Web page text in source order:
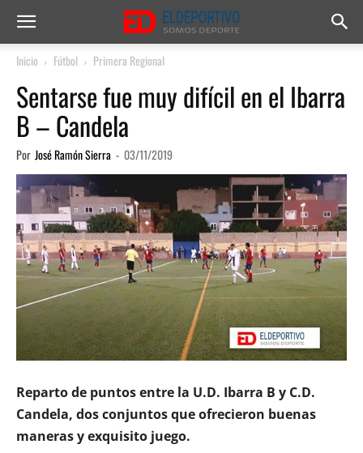
Inicio Fútbol Primera Regional
Sentarse fue muy difícil en el Ibarra
B – Candela
Por José Ramón Sierra - 03/11/2019
Reparto de puntos entre la U.D. Ibarra B y C.D.
Candela, dos conjuntos que ofrecieron buenas
maneras y exquisito juego.